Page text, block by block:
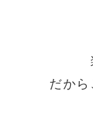
だから